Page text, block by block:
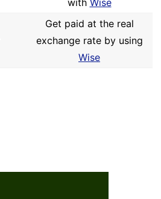
with Wise
Get paid at the real
exchange rate by using
Wise